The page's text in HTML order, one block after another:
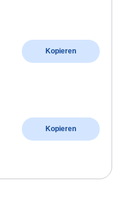
Kopieren
Kopieren